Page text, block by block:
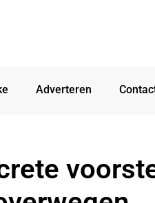
Adverteren